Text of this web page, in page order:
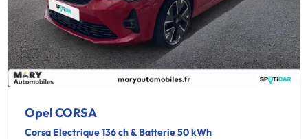
Opel CORSA
Corsa Electrique 136 ch & Batterie 50 kWh